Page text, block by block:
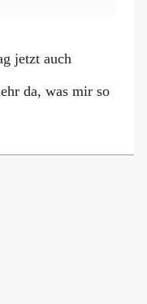
jetzt auch
da, was mir so